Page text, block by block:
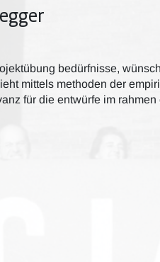
bedürfnisse,
mittels methoden der
für die entwürfe im rahmen